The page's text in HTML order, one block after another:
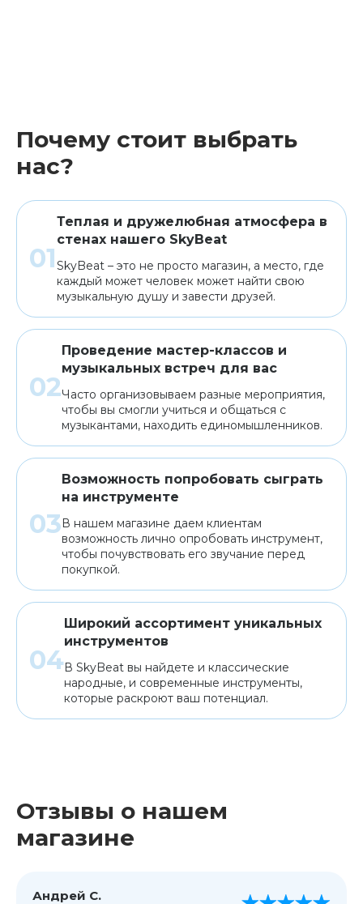
Почему стоит выбрать
нас?
Теплая и дружелюбная атмосфера в
стенах нашего SkyBeat
SkyBeat – это не просто магазин, а место, где
каждый может человек может найти свою
музыкальную душу и завести друзей.
Проведение мастер-классов и
музыкальных встреч для вас
Часто организовываем разные мероприятия,
чтобы вы смогли учиться и общаться с
музыкантами, находить единомышленников.
Возможность попробовать сыграть
на инструменте
В нашем магазине даем клиентам
возможность лично опробовать инструмент,
чтобы почувствовать его звучание перед
покупкой.
Широкий ассортимент уникальных
инструментов
В SkyBeat вы найдете и классические
народные, и современные инструменты,
которые раскроют ваш потенциал.
Отзывы о нашем
магазине
Андрей С.